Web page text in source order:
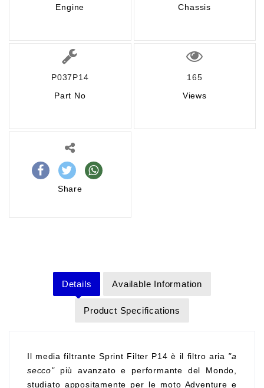
Engine
Chassis
P037P14
Part No
165
Views
Share
Details Available Information
Product Specifications
Il media filtrante Sprint Filter P14 è il filtro aria "a
secco"più avanzato e performante del Mondo,
studiato appositamente per le moto Adventure e